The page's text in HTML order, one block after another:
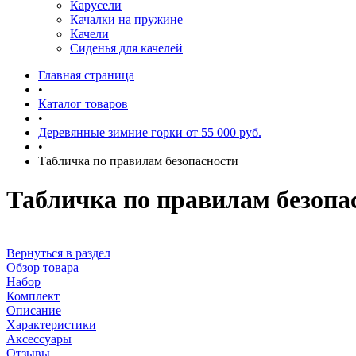
Карусели
Качалки на пружине
Качели
Сиденья для качелей
Главная страница
•
Каталог товаров
•
Деревянные зимние горки от 55 000 руб.
•
Табличка по правилам безопасности
Табличка по правилам
Вернуться в раздел
Обзор товара
Набор
Комплект
Описание
Характеристики
Аксессуары
Отзывы